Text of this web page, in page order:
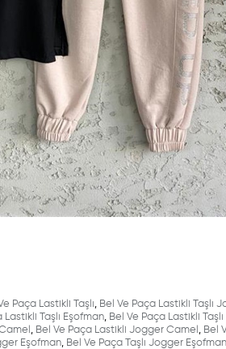
Paça Lastikli Taşlı, Bel Ve Paça Lastikli Taşlı
Lastikli Taşlı Eşofman, Bel Ve Paça Lastikli
, Bel Ve Paça Lastikli Jogger Camel , Bel
Eşofman, Bel Ve Paça Taşlı Jogger